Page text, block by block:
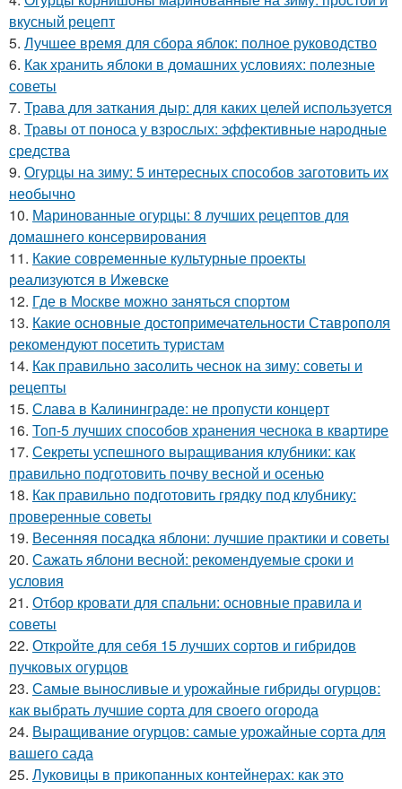
вкусный рецепт
5. Лучшее время для сбора яблок: полное руководство
6. Как хранить яблоки в домашних условиях: полезные
советы
7. Трава для заткания дыр: для каких целей используется
8. Травы от поноса у взрослых: эффективные народные
средства
9. Огурцы на зиму: 5 интересных способов заготовить их
необычно
10. Маринованные огурцы: 8 лучших рецептов для
домашнего консервирования
11. Какие современные культурные проекты
реализуются в Ижевске
12. Где в Москве можно заняться спортом
13. Какие основные достопримечательности Ставрополя
рекомендуют посетить туристам
14. Как правильно засолить чеснок на зиму: советы и
рецепты
15. Слава в Калининграде: не пропусти концерт
16. Топ-5 лучших способов хранения чеснока в квартире
17. Секреты успешного выращивания клубники: как
правильно подготовить почву весной и осенью
18. Как правильно подготовить грядку под клубнику:
проверенные советы
19. Весенняя посадка яблони: лучшие практики и советы
20. Сажать яблони весной: рекомендуемые сроки и
условия
21. Отбор кровати для спальни: основные правила и
советы
22. Откройте для себя 15 лучших сортов и гибридов
пучковых огурцов
23. Самые выносливые и урожайные гибриды огурцов:
как выбрать лучшие сорта для своего огорода
24. Выращивание огурцов: самые урожайные сорта для
вашего сада
25. Луковицы в прикопанных контейнерах: как это